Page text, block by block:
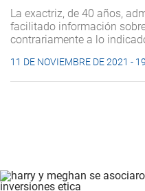
La exactriz, de 40 años,
facilitado información
contrariamente a lo
11 DE NOVIEMBRE DE 2021 -